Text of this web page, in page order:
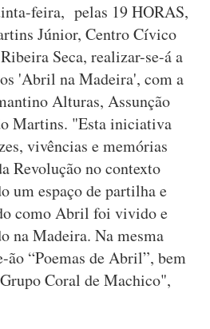
feira, pelas 19 HORAS,
Júnior, Centro Cívico
Seca, realizar-se-á a
'Abril na Madeira', com a
Alturas, Assunção
Martins. "Esta iniciativa
vivências e memórias
Revolução no contexto
um espaço de partilha e
como Abril foi vivido e
na Madeira. Na mesma
ão “Poemas de Abril”, bem
Coral de Machico",